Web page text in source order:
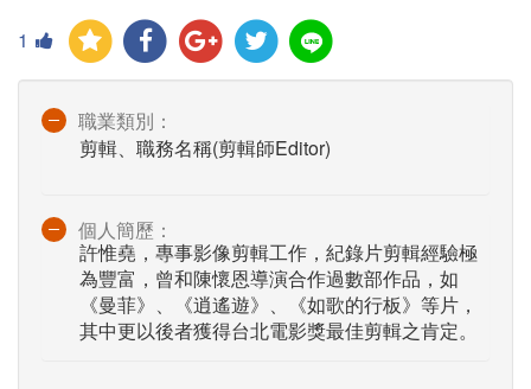
1
職業類別：
剪輯、職務名稱(剪輯師Editor)
個人簡歷：
許惟堯，專事影像剪輯工作，紀錄片剪輯經驗極
為豐富，曾和陳懷恩導演合作過數部作品，如
《曼菲》、《逍遙遊》、《如歌的行板》等片，
其中更以後者獲得台北電影獎最佳剪輯之肯定。